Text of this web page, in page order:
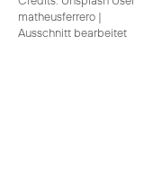
matheusferrero |
Ausschnitt bearbeitet